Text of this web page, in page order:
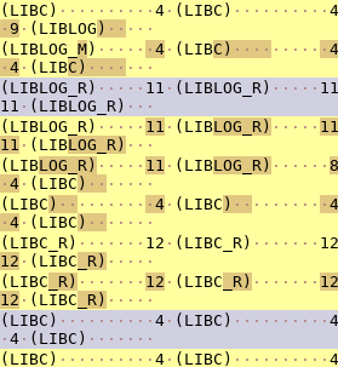
(LIBC) · · · · · · · · · · 4 · (LIBC) · · · · · · · · · · 4
· 9 · (LIBLOG ) · · · · ·
(LIBLOG_ M) · · · · · · 4 · (LIBC) · · · · · · · · · · 4
· 4 · (LIBC) · · · · · · ·
(LIBLOG_R) · · · · · 11 · (LIBLOG_R) · · · · · 11
11 · (LIBLOG_R) · · ·
(LIBLOG_R) · · · · · 11 · (LIBLOG_R) · · · · · 11
11 · (LIBLOG_R) · · ·
(LIBLOG_R) · · · · · 11 · (LIBLOG_R) · · · · · · 8
· 4 · (LIBC ) · · · · · · ·
(LIBC ) · · · · · · · · · · 4 · (LIBC ) · · · · · · · · · · 4
· 4 · (LIBC ) · · · · · · ·
(LIBC_R) · · · · · · · 12 · (LIBC_R) · · · · · · · 12
12 · (LIBC _R) · · · · ·
(LIBC _R) · · · · · · · 12 · (LIBC _R) · · · · · · · 12
12 · (LIBC _R) · · · · ·
(LIBC) · · · · · · · · · · 4 · (LIBC) · · · · · · · · · · 4
· 4 · (LIBC) · · · · · · ·
(LIBC) · · · · · · · · · · 4 · (LIBC) · · · · · · · · · · 4